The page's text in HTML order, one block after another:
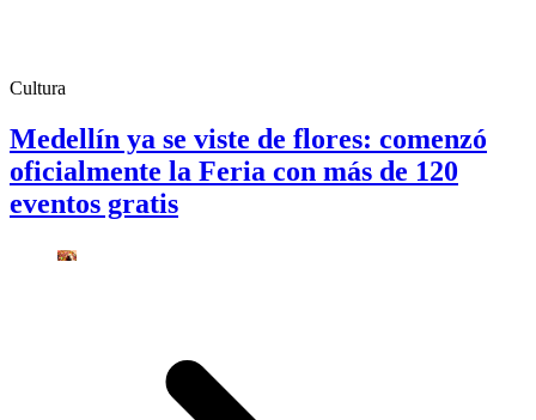
Cultura
Medellín ya se viste de flores: comenzó
oficialmente la Feria con más de 120
eventos gratis